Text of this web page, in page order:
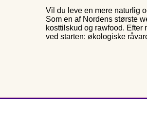
Vil du leve en mere naturlig
Som en af Nordens største
kosttilskud og rawfood. Efter
ved starten: økologiske